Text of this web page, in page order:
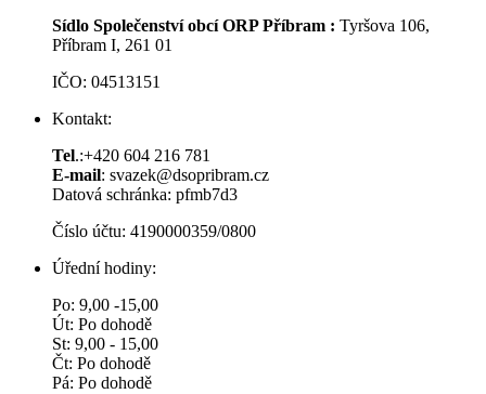
Sídlo Společenství obcí ORP Příbram : Tyršova 106,
Příbram I, 261 01
IČO: 04513151
Kontakt:
Tel.:+420 604 216 781
E-mail: svazek@dsopribram.cz
Datová schránka: pfmb7d3
Číslo účtu: 4190000359/0800
Úřední hodiny:
Po: 9,00 -15,00
Út: Po dohodě
St: 9,00 - 15,00
Čt: Po dohodě
Pá: Po dohodě